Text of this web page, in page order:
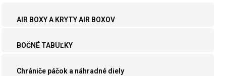
AIR BOXY A KRYTY AIR BOXOV
BOČNÉ TABUĽKY
Chrániče páčok a náhradné diely